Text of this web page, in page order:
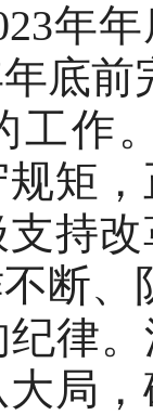
年
底前
工作
矩
持
断
纪律
局